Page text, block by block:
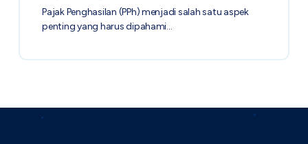
Pajak Penghasilan (PPh) menjadi salah satu aspek
penting yang harus dipahami…